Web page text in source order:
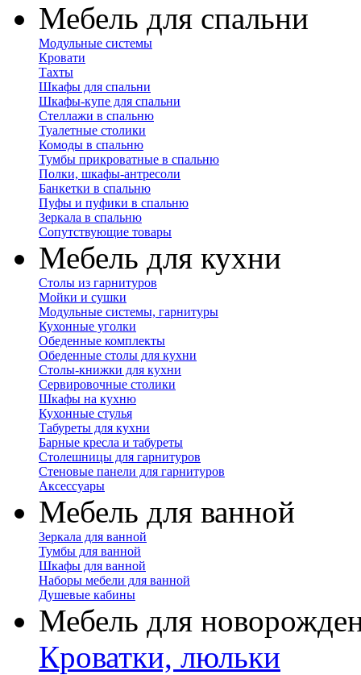
Мебель для спальни
Модульные системы
Кровати
Тахты
Шкафы для спальни
Шкафы-купе для спальни
Стеллажи в спальню
Туалетные столики
Комоды в спальню
Тумбы прикроватные в спальню
Полки, шкафы-антресоли
Банкетки в спальню
Пуфы и пуфики в спальню
Зеркала в спальню
Сопутствующие товары
Мебель для кухни
Столы из гарнитуров
Мойки и сушки
Модульные системы, гарнитуры
Кухонные уголки
Обеденные комплекты
Обеденные столы для кухни
Столы-книжки для кухни
Сервировочные столики
Шкафы на кухню
Кухонные стулья
Табуреты для кухни
Барные кресла и табуреты
Столешницы для гарнитуров
Стеновые панели для гарнитуров
Аксессуары
Мебель для ванной
Зеркала для ванной
Тумбы для ванной
Шкафы для ванной
Наборы мебели для ванной
Душевые кабины
Мебель для
Кроватки, люльки